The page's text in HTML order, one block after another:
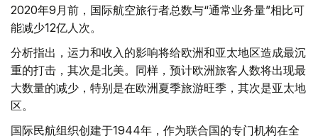
2020年9月前，国际航空旅行者总数与“通常业务量”相比可
能减少12亿人次。
分析指出，运力和收入的影响将给欧洲和亚太地区造成最沉
重的打击，其次是北美。同样，预计欧洲旅客人数将出现最
大数量的减少，特别是在欧洲夏季旅游旺季，其次是亚太地
区。
国际民航组织创建于1944年，作为联合国的专门机构在全